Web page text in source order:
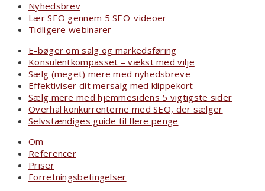
Nyhedsbrev
Lær SEO gennem 5 SEO-videoer
Tidligere webinarer
E-bøger om salg og markedsføring
Konsulentkompasset – vækst med vilje
Sælg (meget) mere med nyhedsbreve
Effektiviser dit mersalg med klippekort
Sælg mere med hjemmesidens 5 vigtigste sider
Overhal konkurrenterne med SEO, der sælger
Selvstændiges guide til flere penge
Om
Referencer
Priser
Forretningsbetingelser